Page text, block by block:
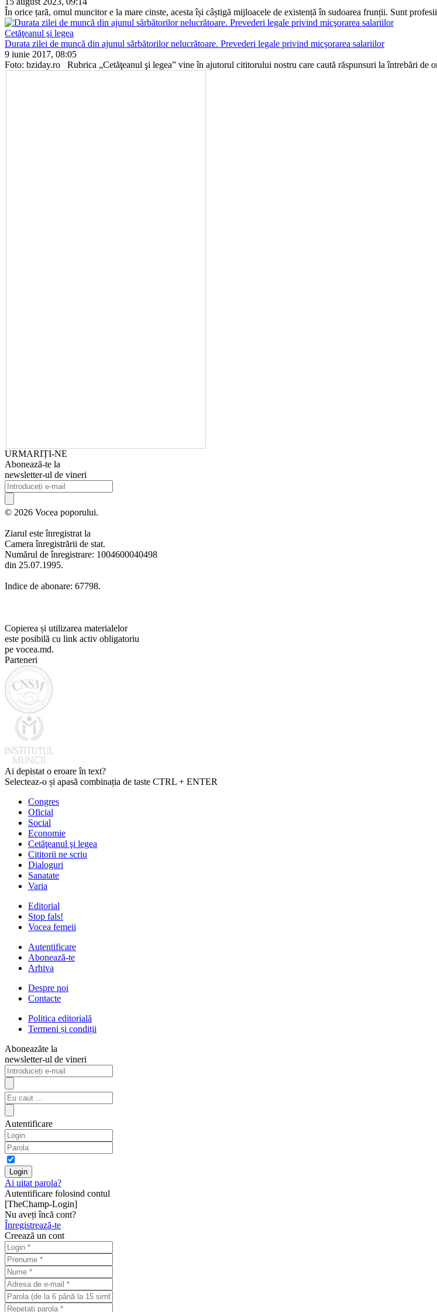
În orice țară, omul muncitor e la mare cinste, acesta își câștigă mij­loacele de existență în sudoarea frunții. Sunt
Cetăţeanul şi legea
Durata zilei de muncă din ajunul sărbătorilor nelucrătoare. Prevederi legale privind micşorarea salariilor
9 iunie 2017, 08:05
Foto: bziday.ro Rubrica „Cetăţeanul şi legea” vine în aju­torul cititorului nostru care caută răspun­suri la întrebări de
URMARIȚI-NE
Abonează-te la
newsletter-ul de vineri
© 2026 Vocea poporului.
Ziarul este înregistrat la
Camera înregistrării de stat.
Numărul de înregistrare: 1004600040498
din 25.07.1995.
Indice de abonare: 67798.
Copierea și utilizarea materialelor
este posibilă cu link activ obligatoriu
pe vocea.md.
Parteneri
Ai depistat o eroare în text?
Selecteaz-o și apasă combinația de taste CTRL + ENTER
Congres
Oficial
Social
Economie
Cetăţeanul şi legea
Cititorii ne scriu
Dialoguri
Sanatate
Varia
Editorial
Stop fals!
Vocea femeii
Autentificare
Abonează-te
Arhiva
Despre noi
Contacte
Politica editorială
Termeni și condiții
Aboneazăte la
newsletter-ul de vineri
Autentificare
Ai uitat parola?
Autentificare folosind contul
[TheChamp-Login]
Nu aveți încă cont?
Înregistrează-te
Creează un cont